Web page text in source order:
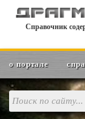
Справочник
о портале